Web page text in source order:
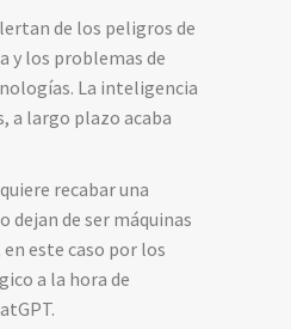
de los peligros de
y los problemas de
La inteligencia
a largo plazo acaba
recabar una
de ser máquinas
este caso por los
a la hora de